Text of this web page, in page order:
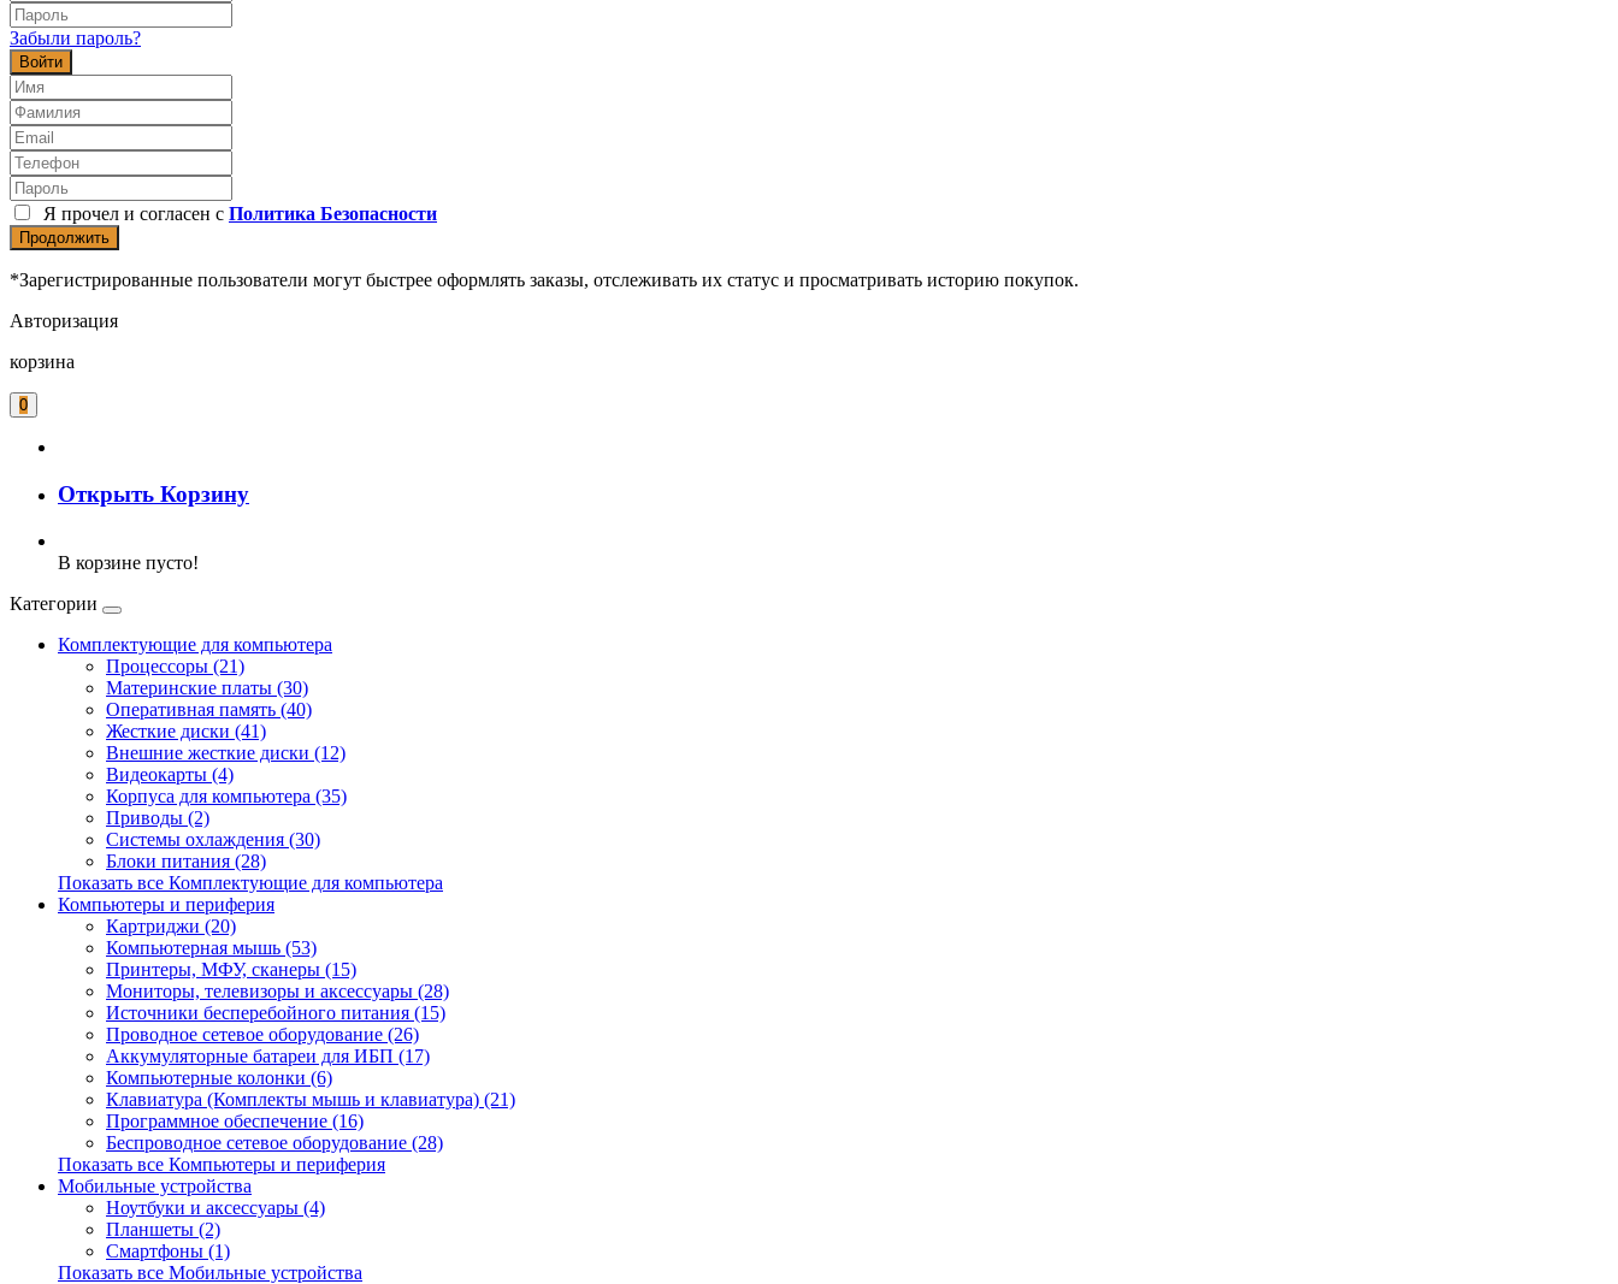
Забыли пароль?
Войти
Я прочел и согласен с Политика Безопасности
Продолжить
*Зарегистрированные пользователи могут быстрее оформлять заказы, отслеживать их статус и просматривать историю покупок.
Авторизация
корзина
0
Открыть Корзину
В корзине пусто!
Категории
Комплектующие для компьютера
Процессоры (21)
Материнские платы (30)
Оперативная память (40)
Жесткие диски (41)
Внешние жесткие диски (12)
Видеокарты (4)
Корпуса для компьютера (35)
Приводы (2)
Системы охлаждения (30)
Блоки питания (28)
Показать все Комплектующие для компьютера
Компьютеры и периферия
Картриджи (20)
Компьютерная мышь (53)
Принтеры, МФУ, сканеры (15)
Мониторы, телевизоры и аксессуары (28)
Источники бесперебойного питания (15)
Проводное сетевое оборудование (26)
Аккумуляторные батареи для ИБП (17)
Компьютерные колонки (6)
Клавиатура (Комплекты мышь и клавиатура) (21)
Программное обеспечение (16)
Беспроводное сетевое оборудование (28)
Показать все Компьютеры и периферия
Мобильные устройства
Ноутбуки и аксессуары (4)
Планшеты (2)
Смартфоны (1)
Показать все Мобильные устройства